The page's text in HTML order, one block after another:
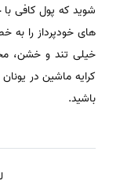
شوید که پول کافی با
های خودپرداز را به
خیلی تند و خشن،
کرایه ماشین در
باشید.